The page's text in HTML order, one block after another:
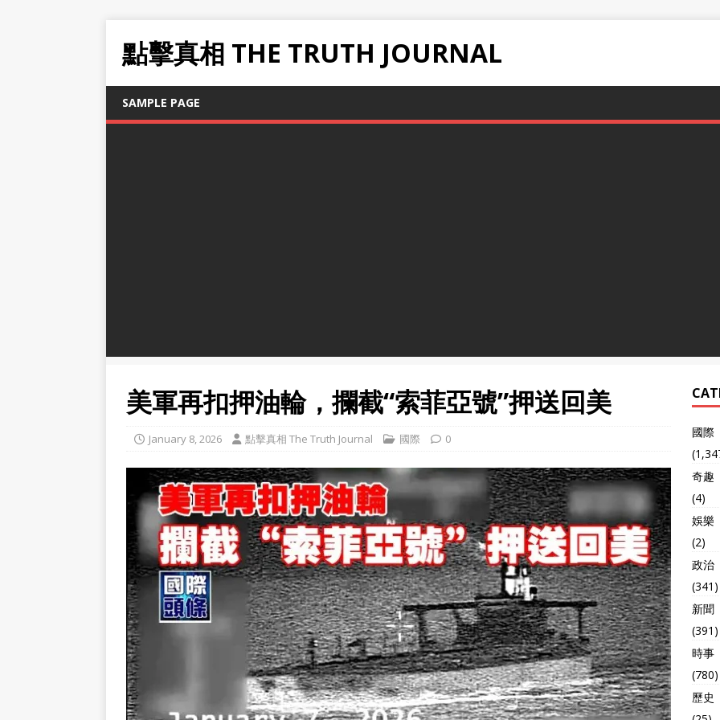
點擊真相 THE TRUTH JOURNAL
SAMPLE PAGE
美軍再扣押油輪，攔截“索菲亞號”押送回美
January 8, 2026 點擊真相 The Truth Journal 國際 0
國際
奇趣
(4)
娛樂
(2)
政治
(341)
新聞
(391)
時事
(780)
歷史